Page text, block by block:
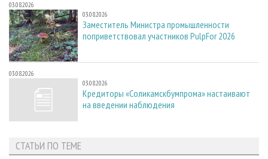
03.08.2026
03.08.2026
Заместитель Министра промышленности
поприветствовал участников PulpFor 2026
03.08.2026
03.08.2026
Кредиторы «Соликамскбумпрома» настаивают
на введении наблюдения
СТАТЬИ ПО ТЕМЕ